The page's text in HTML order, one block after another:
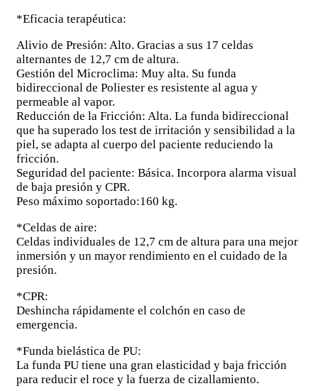
*Eficacia terapéutica:
Alivio de Presión: Alto. Gracias a sus 17 celdas
alternantes de 12,7 cm de altura.
Gestión del Microclima: Muy alta. Su funda
bidireccional de Poliester es resistente al agua y
permeable al vapor.
Reducción de la Fricción: Alta. La funda bidireccional
que ha superado los test de irritación y sensibilidad a la
piel, se adapta al cuerpo del paciente reduciendo la
fricción.
Seguridad del paciente: Básica. Incorpora alarma visual
de baja presión y CPR.
Peso máximo soportado:160 kg.
*Celdas de aire:
Celdas individuales de 12,7 cm de altura para una mejor
inmersión y un mayor rendimiento en el cuidado de la
presión.
*CPR:
Deshincha rápidamente el colchón en caso de
emergencia.
*Funda bielástica de PU:
La funda PU tiene una gran elasticidad y baja fricción
para reducir el roce y la fuerza de cizallamiento.